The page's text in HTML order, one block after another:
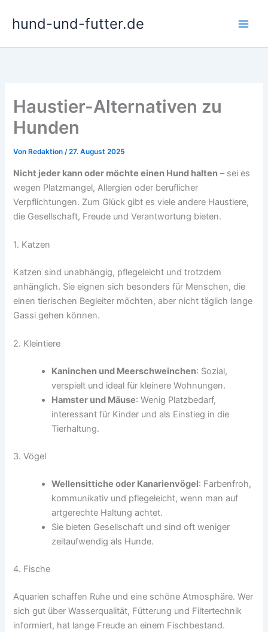
Inhalthund-und-futter.de
Haustier-Alternativen zu
Hunden
Von Redaktion/27. August 2025
Nicht jeder kann oder möchte einen Hund halten – sei es
wegen Platzmangel, Allergien oder beruflicher
Verpflichtungen. Zum Glück gibt es viele andere Haustiere,
die Gesellschaft, Freude und Verantwortung bieten.
1. Katzen
Katzen sind unabhängig, pflegeleicht und trotzdem
anhänglich. Sie eignen sich besonders für Menschen, die
einen tierischen Begleiter möchten, aber nicht täglich lange
Gassi gehen können.
2. Kleintiere
Kaninchen und Meerschweinchen: Sozial,
verspielt und ideal für kleinere Wohnungen.
Hamster und Mäuse: Wenig Platzbedarf,
interessant für Kinder und als Einstieg in die
Tierhaltung.
3. Vögel
Wellensittiche oder Kanarienvögel: Farbenfroh,
kommunikativ und pflegeleicht, wenn man auf
artgerechte Haltung achtet.
Sie bieten Gesellschaft und sind oft weniger
zeitaufwendig als Hunde.
4. Fische
Aquarien schaffen Ruhe und eine schöne Atmosphäre. Wer
sich gut über Wasserqualität, Fütterung und Filtertechnik
informiert, hat lange Freude an einem Fischbestand.